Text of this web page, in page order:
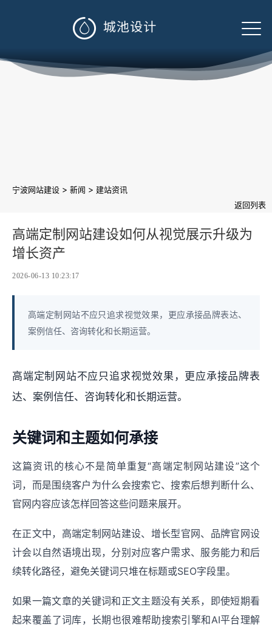

宁波网站建设 > 新闻 > 建站资讯
返回列表
高端定制网站建设如何从视觉展示升级为
增长资产
2026-06-13 10:23:17
高端定制网站不应只追求视觉效果，更应承接品牌表达、
案例信任、咨询转化和长期运营。
高端定制网站不应只追求视觉效果，更应承接品牌表
达、案例信任、咨询转化和长期运营。
关键词和主题如何承接
这篇资讯的核心不是简单重复“高端定制网站建设”这个
词，而是围绕客户为什么会搜索它、搜索后想判断什么、
官网内容应该怎样回答这些问题来展开。
在正文中，高端定制网站建设、增长型官网、品牌官网设
计会以自然语境出现，分别对应客户需求、服务能力和后
续转化路径，避免关键词只堆在标题或SEO字段里。
如果一篇文章的关键词和正文主题没有关系，即使短期看
起来覆盖了词库，长期也很难帮助搜索引擎和AI平台理解